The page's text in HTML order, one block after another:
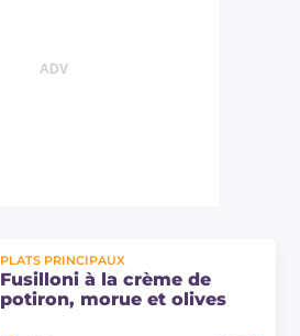
PLATS PRINCIPAUX
Fusilloni à la crème de
potiron, morue et olives